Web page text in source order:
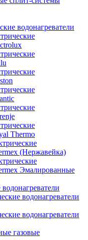
водонагреватели
Thermo
(Нержавейка)
Эмалированные
водонагреватели
водонагреватели
газовые